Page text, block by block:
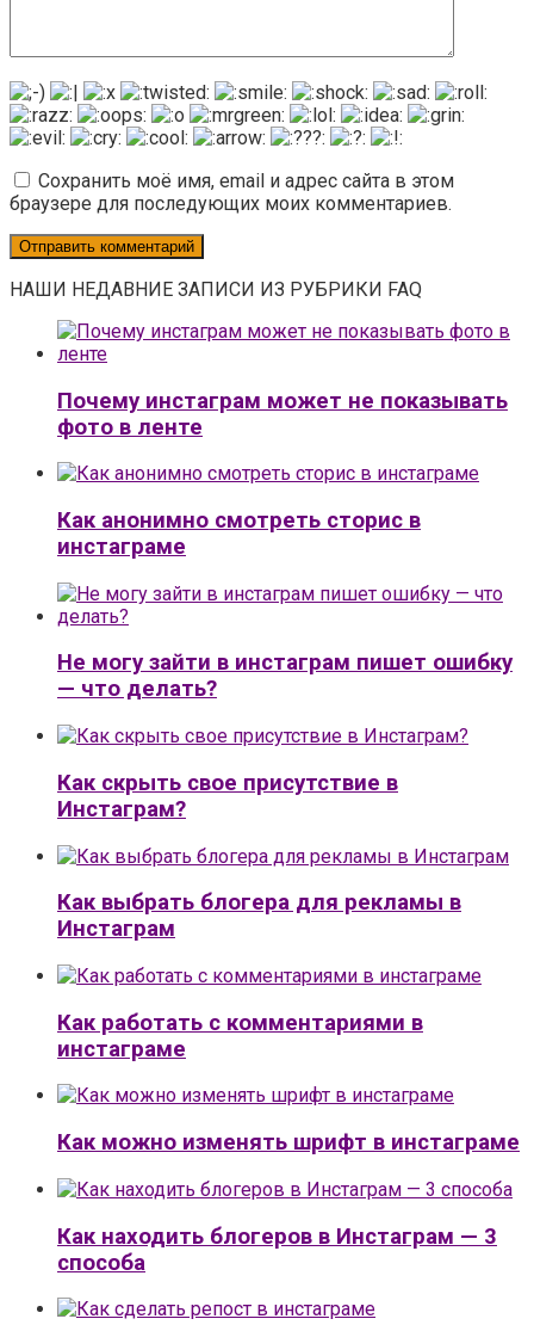
Сохранить моё имя, email и адрес сайта в этом
браузере для последующих моих комментариев.
НАШИ НЕДАВНИЕ ЗАПИСИ ИЗ РУБРИКИ FAQ
Почему инстаграм может не показывать
фото в ленте
Как анонимно смотреть сторис в
инстаграме
Не могу зайти в инстаграм пишет ошибку
— что делать?
Как скрыть свое присутствие в
Инстаграм?
Как выбрать блогера для рекламы в
Инстаграм
Как работать с комментариями в
инстаграме
Как можно изменять шрифт в инстаграме
Как находить блогеров в Инстаграм — 3
способа